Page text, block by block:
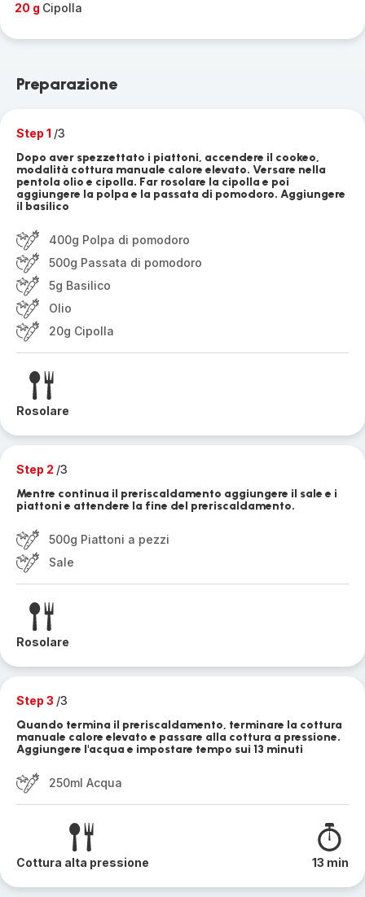
20 g Cipolla
Preparazione
Step 1 /3
Dopo aver spezzettato i piattoni, accendere il cookeo,
modalità cottura manuale calore elevato. Versare nella
pentola olio e cipolla. Far rosolare la cipolla e poi
aggiungere la polpa e la passata di pomodoro. Aggiungere
il basilico
400g Polpa di pomodoro
500g Passata di pomodoro
5g Basilico
Olio
20g Cipolla
Rosolare
Step 2 /3
Mentre continua il preriscaldamento aggiungere il sale e i
piattoni e attendere la fine del preriscaldamento.
500g Piattoni a pezzi
Sale
Rosolare
Step 3 /3
Quando termina il preriscaldamento, terminare la cottura
manuale calore elevato e passare alla cottura a pressione.
Aggiungere l'acqua e impostare tempo sui 13 minuti
250ml Acqua
Cottura alta pressione 13 min